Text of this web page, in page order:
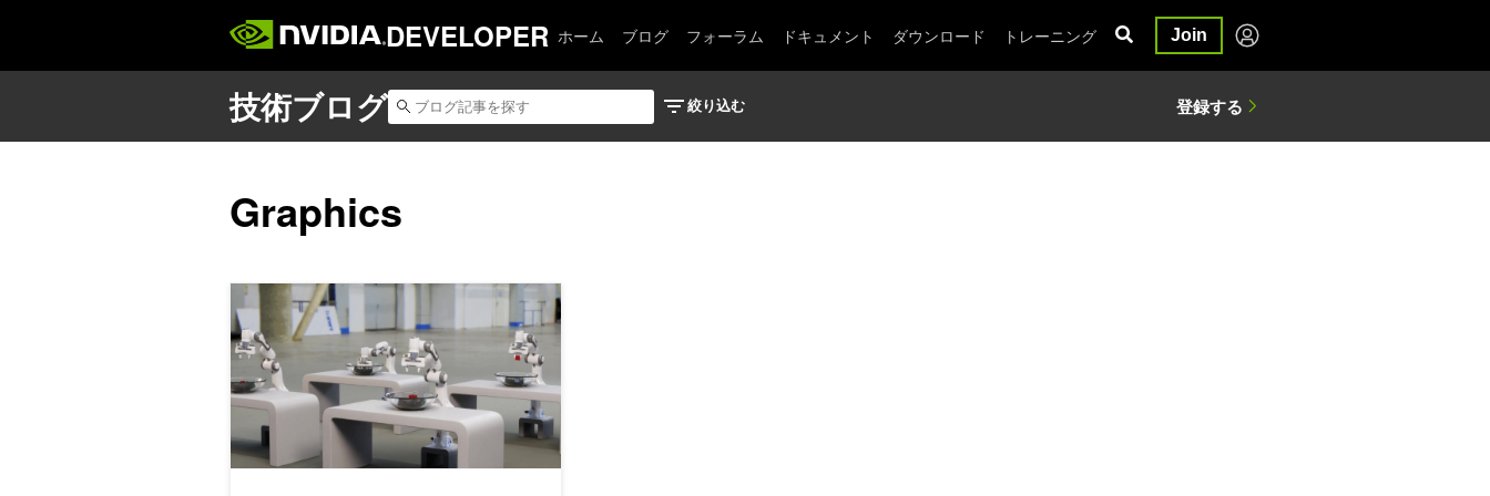
DEVELOPER ホーム ブログ フォーラム ドキュメント ダウンロード トレーニング Join
Graphics
NVIDIA Omniverse の新しいリリース、拡張機能、およびツールキットで 3D 仮想世界を作成する